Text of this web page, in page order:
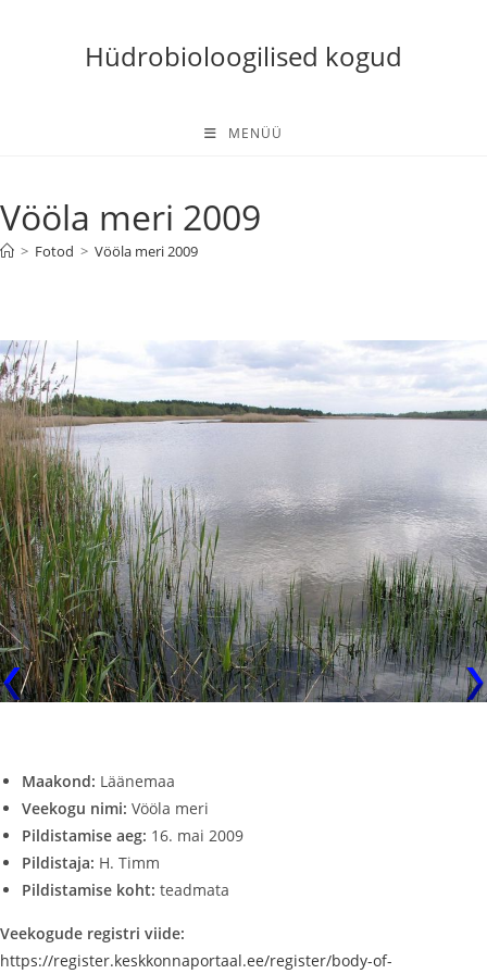
Hüdrobioloogilised kogud
MENÜÜ
Vööla meri 2009
> Fotod > Vööla meri 2009
Maakond: Läänemaa
Veekogu nimi: Vööla meri
Pildistamise aeg: 16. mai 2009
Pildistaja: H. Timm
Pildistamise koht: teadmata
Veekogude registri viide:
https://register.keskkonnaportaal.ee/register/body-of-